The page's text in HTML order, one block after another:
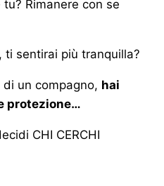
Rimanere con se
ti sentirai più tranquilla?
un compagno, hai
protezione…
CHI CERCHI